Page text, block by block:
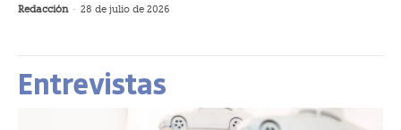
Redacción - 28 de julio de 2026
Entrevistas